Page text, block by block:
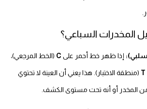
المخدرات السباعي؟
إذا ظهر خط أحمر على C (الخط المرجعي)،
T (منطقة الاختبار). هذا يعني أن العينة لا تحتوي
من المخدر أو أنه تحت مستوى الكشف.